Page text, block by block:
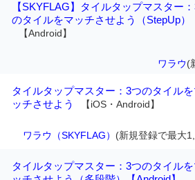
【SKYFLAG】タイルタップマスター
のタイルをマッチさせよう（StepUp）
【Android】
ワラウ(
タイルタップマスター：3つのタイルを
ッチさせよう
【iOS・Android】
ワラウ（SKYFLAG） (新規登録で最大
タイルタップマスター：3つのタイルを